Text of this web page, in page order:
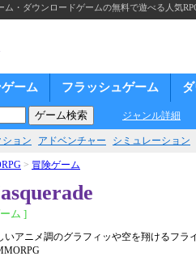
・ダウンロードゲームの無料で遊べる人気
ーム フラッシュゲーム
ジャンル詳細
ション アドベンチャー シミュレーション
> 冒険ゲーム
ム ]
いアニメ調のグラフィッや空を翔けるフラ